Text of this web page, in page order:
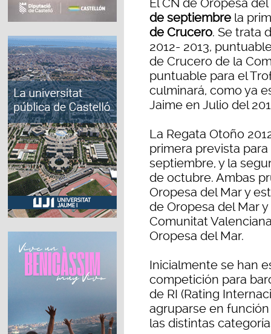
El CN de Oropesa
de septiembre la
de Crucero. Se trata
2012- 2013,
de Crucero de la
puntuable para el
culminará, como ya
Jaime en Julio del
La Regata Otoño
primera prevista
septiembre, y la
de octubre. Ambas
Oropesa del Mar y
de Oropesa del Mar
Comunitat
Oropesa del Mar.
Inicialmente se han
competición para
de RI (Rating
agruparse en
las distintas